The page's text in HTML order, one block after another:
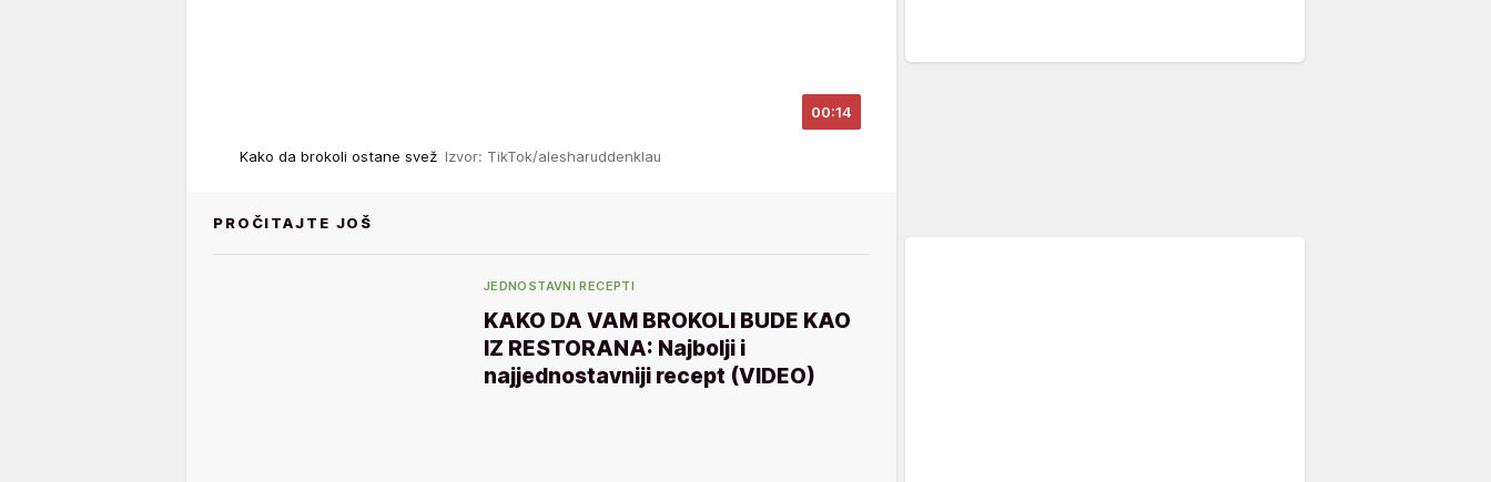
00:14
Kako da brokoli ostane svež Izvor: TikTok/alesharuddenklau
PROČITAJTE JOŠ
JEDNOSTAVNI RECEPTI
KAKO DA VAM BROKOLI BUDE KAO
IZ RESTORANA: Najbolji i
najjednostavniji recept (VIDEO)